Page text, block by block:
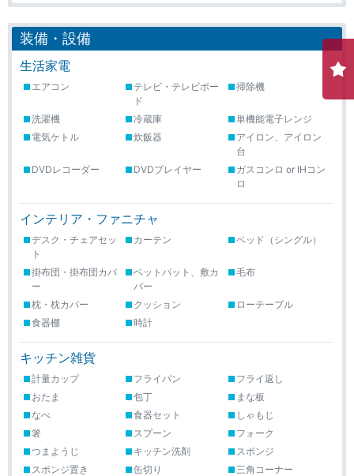
装備・設備
生活家電
エアコン
テレビ・テレビボー
ド
掃除機
洗濯機 冷蔵庫
単機能電子レンジ
電気ケトル
炊飯器
アイロン、アイロン
台
DVDレコーダー
DVDプレイヤー
ガスコンロ or IHコン
ロ
インテリア・ファニチャ
デスク・チェアセッ
ト
カーテン ベッド（シングル）
掛布団・掛布団カバ
ー
ベットパット、敷カ
バー
毛布
枕・枕カバー クッション
ローテーブル
食器棚
時計
キッチン雑貨
計量カップ フライパン
フライ返し
おたま
包丁
まな板
なべ
食器セット
しゃもじ
箸
スプーン
フォーク
つまようじ
キッチン洗剤
スポンジ
スポンジ置き
缶切り
三角コーナー